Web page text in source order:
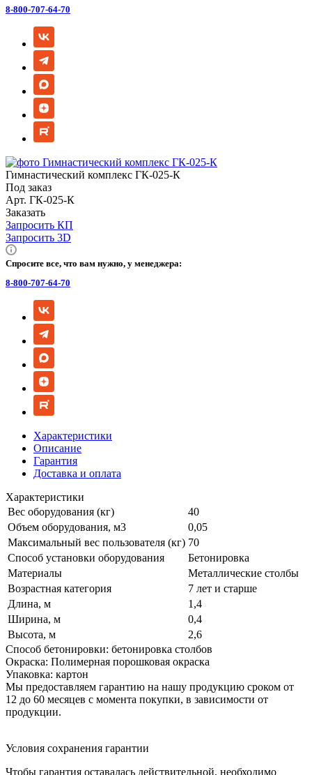
8-800-707-64-70
Гимнастический комплекс ГК-025-К
Под заказ
Арт. ГК-025-К
Заказать
Запросить КП
Запросить 3D
Спросите все, что вам нужно, у менеджера:
8-800-707-64-70
Характеристики
Описание
Гарантия
Доставка и оплата
Характеристики
Вес оборудования (кг)
40
Объем оборудования, м3
0,05
Максимальный вес пользователя (кг) 70
Способ установки оборудования
Бетонировка
Материалы
Металлические столбы
Возрастная категория
7 лет и старше
Длина, м
1,4
Ширина, м
0,4
Высота, м
2,6
Способ бетонировки: бетонировка столбов
Окраска: Полимерная порошковая окраска
Упаковка: картон
Мы предоставляем гарантию на нашу продукцию сроком от
12 до 60 месяцев с момента покупки, в зависимости от
продукции.
Условия сохранения гарантии
Чтобы гарантия оставалась действительной, необходимо